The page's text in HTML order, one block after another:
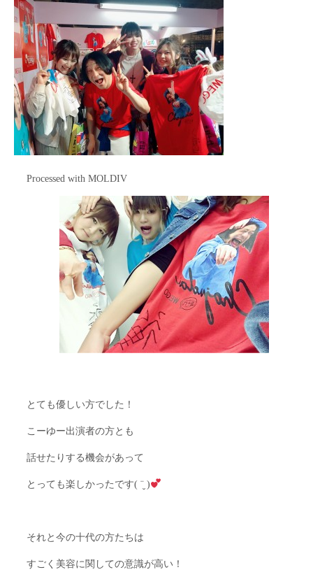
Processed with MOLDIV
とても優しい方でした！
こーゆー出演者の方とも
話せたりする機会があって
とっても楽しかったです( ¨̮ )
それと今の十代の方たちは
すごく美容に関しての意識が高い！